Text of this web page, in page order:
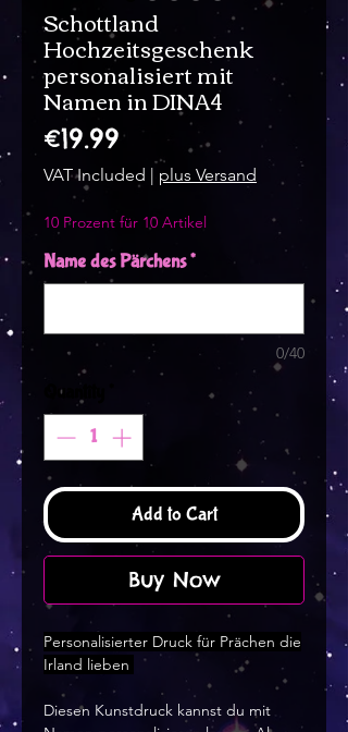
Schottland
Hochzeitsgeschenk
personalisiert mit
Namen in DINA4
€19.99Price
VAT Included | plus Versand
10 Prozent für 10 Artikel
Name des Pärchens*
0/40
Quantity
Add to Cart
Buy Now
Personalisierter Druck für Prächen die
Irland lieben
Diesen Kunstdruck kannst du mit